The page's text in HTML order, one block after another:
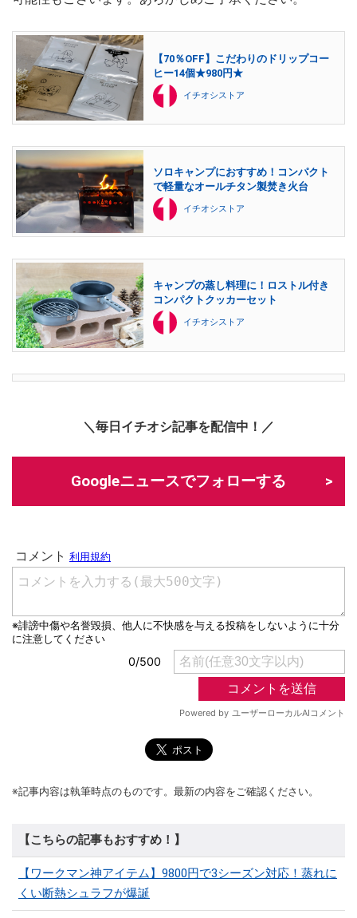
【70％OFF】こだわりのドリップコー
ヒー14個★980円★
イチオシストア
ソロキャンプにおすすめ！コンパクト
で軽量なオールチタン製焚き火台
イチオシストア
キャンプの蒸し料理に！ロストル付き
コンパクトクッカーセット
イチオシストア
＼毎日イチオシ記事を配信中！／
Googleニュースでフォローする
※記事内容は執筆時点のものです。最新の内容をご確認ください。
【こちらの記事もおすすめ！】
【ワークマン神アイテム】9800円で3シーズン対応！蒸れに
くい断熱シュラフが爆誕